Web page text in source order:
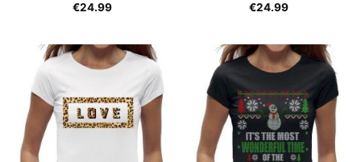
€24.99
€24.99